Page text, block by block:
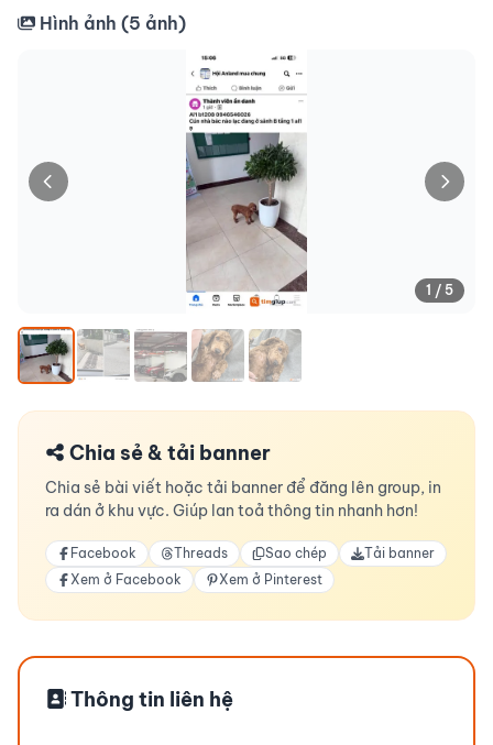
Hình ảnh (5 ảnh)
1 / 5
Chia sẻ & tải banner
Chia sẻ bài viết hoặc tải banner để đăng lên group, in
ra dán ở khu vực. Giúp lan toả thông tin nhanh hơn!
Facebook Threads Sao chép
Tải banner
Xem ở Facebook
Xem ở Pinterest
Thông tin liên hệ